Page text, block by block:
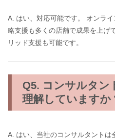
A. はい、対応可能です。 オンラ
略支援も多くの店舗で成果を上げ
リッド支援も可能です。
Q5. コンサルタン
理解していますか
A. はい、当社のコンサルタントは